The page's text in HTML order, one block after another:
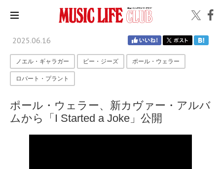
2025.06.16
ノエル・ギャラガー ビー・ジーズ ポール・ウェラー
ロバート・プラント
ポール・ウェラー、新カヴァー・アルバ
ムから「I Started a Joke」公開